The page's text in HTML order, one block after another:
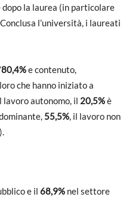
la laurea (in particolare
l’università, i laureati
80,4%e contenuto,
che hanno iniziato a
autonomo, il 20,5%è
55,5% , il lavoro non
e il 68,9% nel settore